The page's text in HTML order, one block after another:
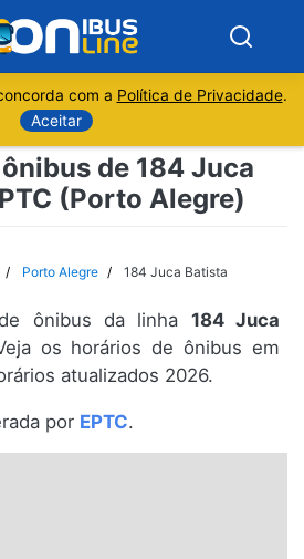
com a Política de Privacidade.
Aceitar
de 184 Juca
(Porto Alegre)
Porto Alegre 184 Juca Batista
ônibus da linha 184 Juca
os horários de ônibus em
atualizados 2026.
por EPTC.